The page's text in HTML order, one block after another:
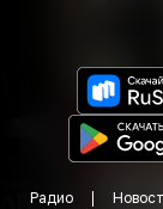
Радио